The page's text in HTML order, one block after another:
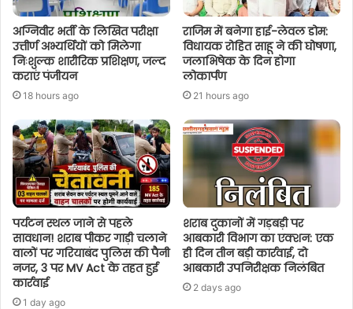
अग्निवीर भर्ती के लिखित परीक्षा
उत्तीर्ण अभ्यर्थियों को मिलेगा
निःशुल्क शारीरिक प्रशिक्षण, जल्द
कराएं पंजीयन
18 hours ago
राजिम में बनेगा हाई-लेवल डोम:
विधायक रोहित साहू ने की घोषणा,
जलाभिषेक के दिन होगा
लोकार्पण
21 hours ago
पर्यटन स्थल जाने से पहले
सावधान! शराब पीकर गाड़ी चलाने
वालों पर गरियाबंद पुलिस की पैनी
नजर, 3 पर MV Act के तहत हुई
कार्रवाई
1 day ago
शराब दुकानों में गड़बड़ी पर
आबकारी विभाग का एक्शन: एक
ही दिन तीन बड़ी कार्रवाई, दो
आबकारी उपनिरीक्षक निलंबित
2 days ago